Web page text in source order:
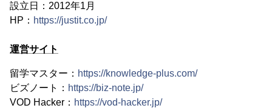
設立日：2012年1月
HP： https://justit.co.jp/
運営サイト
留学マスター： https://knowledge-plus.com/
ビズノート： https://biz-note.jp/
VOD Hacker： https://vod-hacker.jp/